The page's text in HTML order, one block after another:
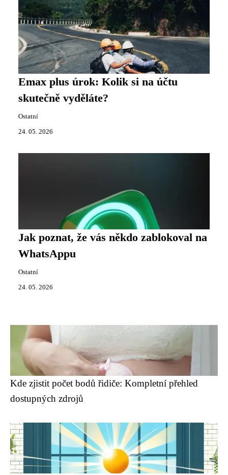
Emax plus úrok: Kolik si na účtu
skutečně vyděláte?
Ostatní
24. 05. 2026
Jak poznat, že vás někdo zablokoval na
WhatsAppu
Ostatní
24. 05. 2026
Kde zjistit počet bodů řidiče: Kompletní přehled
dostupných zdrojů